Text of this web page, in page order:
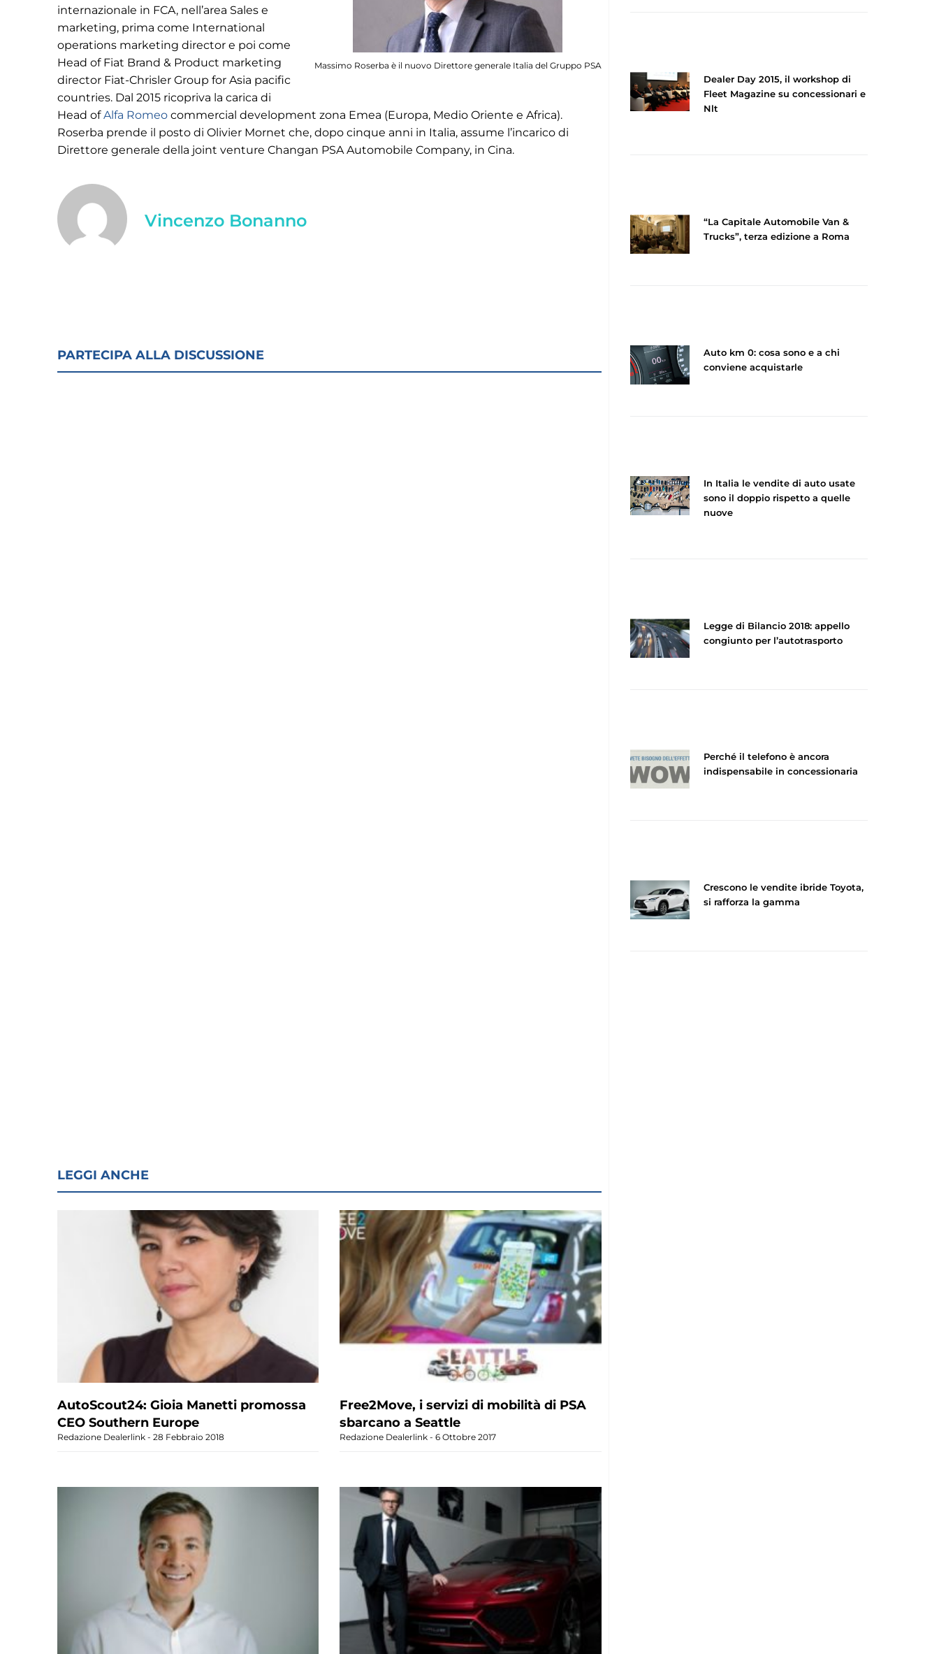
Massimo Roserba è il nuovo Direttore generale Italia del Gruppo PSA
internazionale in FCA, nell’area Sales e
marketing, prima come International
operations marketing director e poi come
Head of Fiat Brand & Product marketing
director Fiat-Chrisler Group for Asia pacific
countries. Dal 2015 ricopriva la carica di
Head ofAlfa Romeo commercial development zona Emea (Europa, Medio Oriente e Africa).
Roserba prende il posto di Olivier Mornet che, dopo cinque anni in Italia, assume l’incarico di
Direttore generale della joint venture Changan PSA Automobile Company, in Cina.
Vincenzo Bonanno
PARTECIPA ALLA DISCUSSIONE
LEGGI ANCHE
AutoScout24: Gioia Manetti promossa
CEO Southern Europe
Redazione Dealerlink 28 Febbraio 2018
Free2Move, i servizi di mobilità di PSA
sbarcano a Seattle
Redazione Dealerlink 6 Ottobre 2017
Dealer Day 2015, il workshop di
Fleet Magazine su concessionari e
Nlt
“La Capitale Automobile Van &
Trucks”, terza edizione a Roma
Auto km 0: cosa sono e a chi
conviene acquistarle
In Italia le vendite di auto usate
sono il doppio rispetto a quelle
nuove
Legge di Bilancio 2018: appello
congiunto per l’autotrasporto
Perché il telefono è ancora
indispensabile in concessionaria
Crescono le vendite ibride Toyota,
si rafforza la gamma